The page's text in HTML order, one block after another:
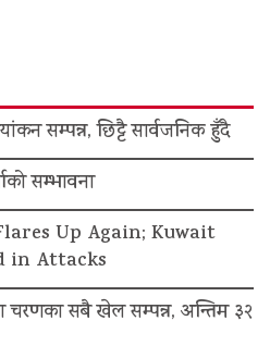
सम्पन्न, छिट्टै सार्वजनिक हुँदै
सम्भावना
Up Again; Kuwait
in Attacks
चरणका सबै खेल सम्पन्न, अन्तिम ३२